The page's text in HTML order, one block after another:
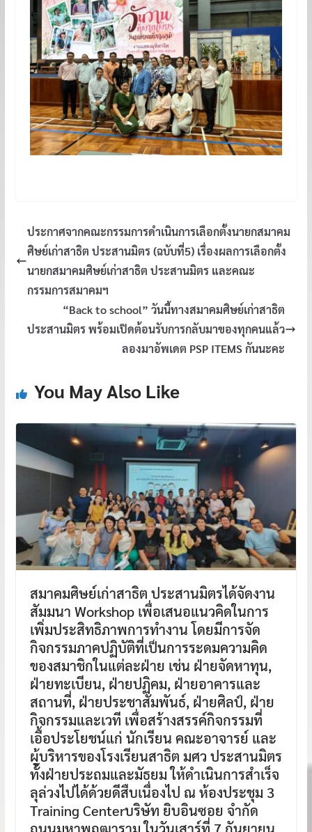
ประกาศจากคณะกรรมการดำเนินการเลือกตั้งนายกสมาคม
ศิษย์เก่าสาธิต ประสานมิตร (ฉบับที่5) เรื่องผลการเลือกตั้ง
นายกสมาคมศิษย์เก่าสาธิต ประสานมิตร และคณะ
กรรมการสมาคมฯ
“Back to school” วันนี้ทางสมาคมศิษย์เก่าสาธิต
ประสานมิตร พร้อมเปิดต้อนรับการกลับมาของทุกคนแล้ว
ลองมาอัพเดต PSP ITEMS กันนะคะ
You May Also Like
สมาคมศิษย์เก่าสาธิต ประสานมิตรได้จัดงาน
สัมมนา Workshop เพื่อเสนอแนวคิดในการ
เพิ่มประสิทธิภาพการทำงาน โดยมีการจัด
กิจกรรมภาคปฏิบัติที่เป็นการระดมความคิด
ของสมาชิกในแต่ละฝ่าย เช่น ฝ่ายจัดหาทุน,
ฝ่ายทะเบียน, ฝ่ายปฏิคม, ฝ่ายอาคารและ
สถานที่, ฝ่ายประชาสัมพันธ์, ฝ่ายศิลป์, ฝ่าย
กิจกรรมและเวที เพื่อสร้างสรรค์กิจกรรมที่
เอื้อประโยชน์แก่ นักเรียน คณะอาจารย์ และ
ผู้บริหารของโรงเรียนสาธิต มศว ประสานมิตร
ทั้งฝ่ายประถมและมัธยม ให้ดำเนินการสำเร็จ
ลุล่วงไปได้ด้วยดีสืบเนื่องไป ณ ห้องประชุม 3
Training Centerบริษัท ยิบอินซอย จำกัด